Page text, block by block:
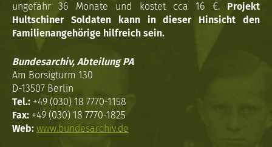
ungefähr 36 Monate und kostet cca 16 €. Projekt
Hultschiner Soldaten kann in dieser Hinsicht den
Familienangehörige hilfreich sein.
Bundesarchiv, Abteilung PA
Am Borsigturm 130
D-13507 Berlin
Tel.: +49 (030) 18 7770-1158
Fax: +49 (030) 18 7770-1825
Web: www.bundesarchiv.de